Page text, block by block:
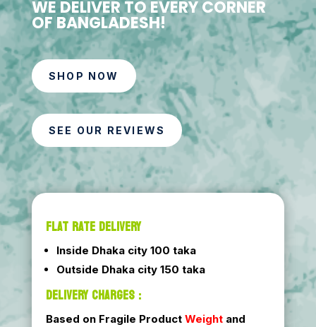
WE DELIVER TO EVERY CORNER
OF BANGLADESH!
SHOP NOW
SEE OUR REVIEWS
FLAT RATE DELIVERY
Inside Dhaka city 100 taka
Outside Dhaka city 150 taka
DELIVERY CHARGES :
Based on Fragile Product Weightand